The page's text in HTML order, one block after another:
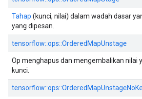
Tahap (kunci, nilai) dalam wadah dasar
yang dipesan.
tensorflow::ops::OrderedMapUnstage
Op menghapus dan mengembalikan nilai
kunci.